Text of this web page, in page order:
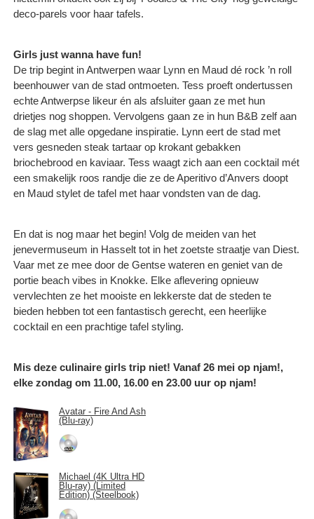
deco-parels voor haar tafels.
Girls just wanna have fun!
De trip begint in Antwerpen waar Lynn en Maud dé rock ’n roll
beenhouwer van de stad ontmoeten. Tess proeft ondertussen
echte Antwerpse likeur én als afsluiter gaan ze met hun
drietjes nog shoppen. Vervolgens gaan ze in hun B&B zelf aan
de slag met alle opgedane inspiratie. Lynn eert de stad met
vers gesneden steak tartaar op krokant gebakken
briochebrood en kaviaar. Tess waagt zich aan een cocktail mét
een smakelijk roos randje die ze de Aperitivo d’Anvers doopt
en Maud stylet de tafel met haar vondsten van de dag.
En dat is nog maar het begin! Volg de meiden van het
jenevermuseum in Hasselt tot in het zoetste straatje van Diest.
Vaar met ze mee door de Gentse wateren en geniet van de
portie beach vibes in Knokke. Elke aflevering opnieuw
vervlechten ze het mooiste en lekkerste dat de steden te
bieden hebben tot een fantastisch gerecht, een heerlijke
cocktail en een prachtige tafel styling.
Mis deze culinaire girls trip niet! Vanaf 26 mei op njam!,
elke zondag om 11.00, 16.00 en 23.00 uur op njam!
Avatar - Fire And Ash
(Blu-ray)
Michael (4K Ultra HD
Blu-ray) (Limited
Edition) (Steelbook)